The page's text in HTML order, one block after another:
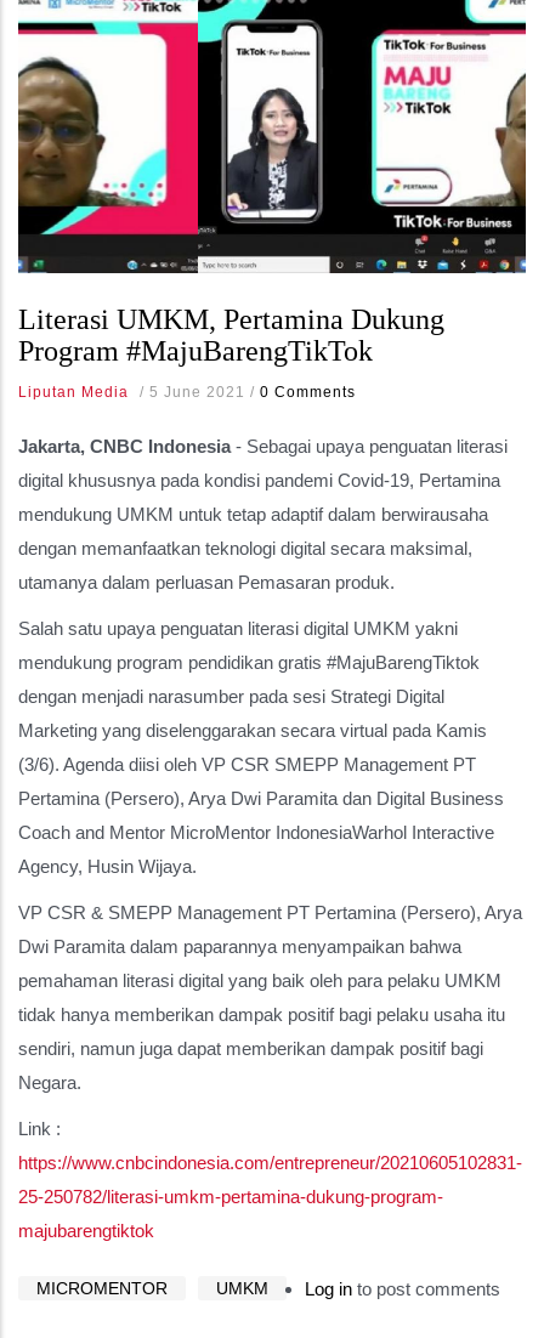
Literasi UMKM, Pertamina Dukung
Program #MajuBarengTikTok
Liputan Media / 5 June 2021 / 0 Comments
Jakarta, CNBC Indonesia- Sebagai upaya penguatan literasi
digital khususnya pada kondisi pandemi Covid-19, Pertamina
mendukung UMKM untuk tetap adaptif dalam berwirausaha
dengan memanfaatkan teknologi digital secara maksimal,
utamanya dalam perluasan Pemasaran produk.
Salah satu upaya penguatan literasi digital UMKM yakni
mendukung program pendidikan gratis #MajuBarengTiktok
dengan menjadi narasumber pada sesi Strategi Digital
Marketing yang diselenggarakan secara virtual pada Kamis
(3/6). Agenda diisi oleh VP CSR SMEPP Management PT
Pertamina (Persero), Arya Dwi Paramita dan Digital Business
Coach and Mentor MicroMentor IndonesiaWarhol Interactive
Agency, Husin Wijaya.
VP CSR & SMEPP Management PT Pertamina (Persero), Arya
Dwi Paramita dalam paparannya menyampaikan bahwa
pemahaman literasi digital yang baik oleh para pelaku UMKM
tidak hanya memberikan dampak positif bagi pelaku usaha itu
sendiri, namun juga dapat memberikan dampak positif bagi
Negara.
Link :
https://www.cnbcindonesia.com/entrepreneur/20210605102831-
25-250782/literasi-umkm-pertamina-dukung-program-
majubarengtiktok
MICROMENTOR UMKM Log in to post comments